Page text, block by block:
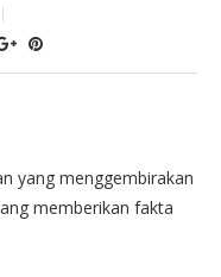
yang menggembirakan
memberikan fakta